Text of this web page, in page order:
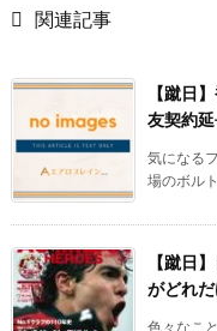
 関連記事
【蹴日
友契約
気になる
場のボル
【蹴日
がどれ
色々なこ